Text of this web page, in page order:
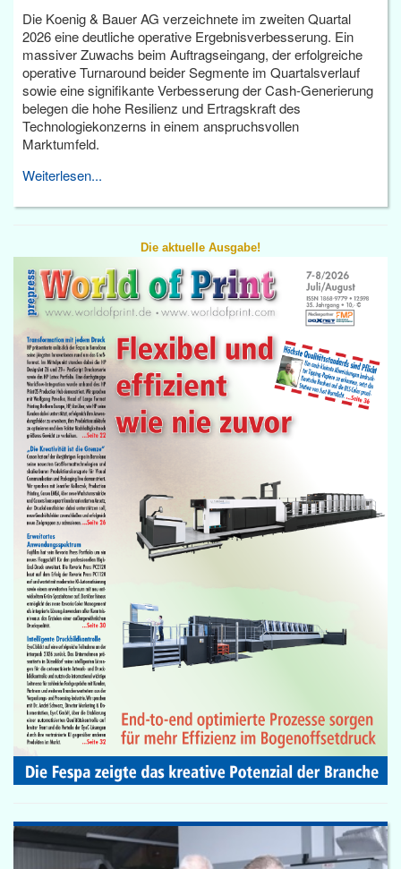
Die Koenig & Bauer AG verzeichnete im zweiten Quartal
2026 eine deutliche operative Ergebnisverbesserung. Ein
massiver Zuwachs beim Auftragseingang, der erfolgreiche
operative Turnaround beider Segmente im Quartalsverlauf
sowie eine signifikante Verbesserung der Cash-Generierung
belegen die hohe Resilienz und Ertragskraft des
Technologiekonzerns in einem anspruchsvollen
Marktumfeld.
Weiterlesen...
Die aktuelle Ausgabe!